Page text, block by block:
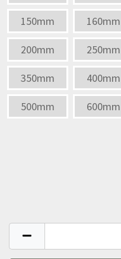
150mm 160mm
200mm 250mm
350mm 400mm
500mm 600mm